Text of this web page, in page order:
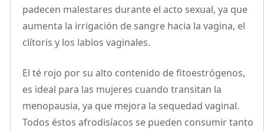
padecen malestares durante el acto sexual, ya que
aumenta la irrigación de sangre hacia la vagina, el
clítoris y los labios vaginales.
El té rojo por su alto contenido de fitoestrógenos,
es ideal para las mujeres cuando transitan la
menopausia, ya que mejora la sequedad vaginal.
Todos éstos afrodisíacos se pueden consumir tanto